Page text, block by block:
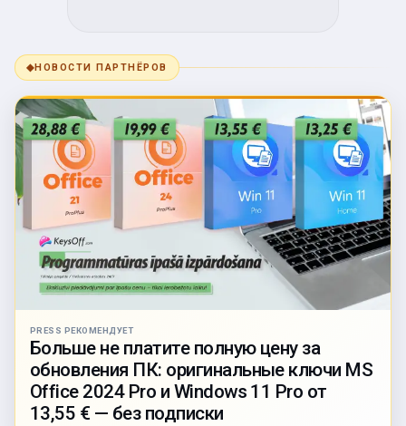
◆НОВОСТИ ПАРТНЁРОВ
PRESS РЕКОМЕНДУЕТ
Больше не платите полную цену за
обновления ПК: оригинальные ключи MS
Office 2024 Pro и Windows 11 Pro от
13,55 € — без подписки